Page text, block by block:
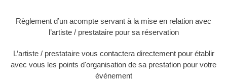
Règlement d’un acompte servant à la mise en relation avec
l’artiste / prestataire pour sa réservation
L’artiste / prestataire vous contactera directement pour établir
avec vous les points d'organisation de sa prestation pour votre
événement